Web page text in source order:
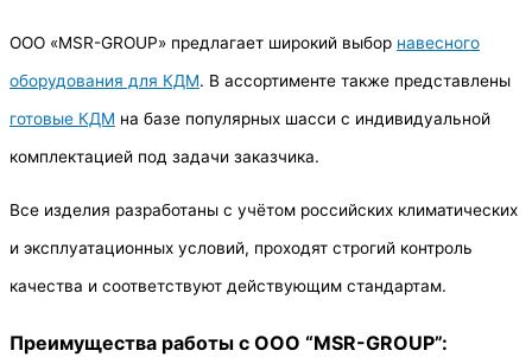
ООО «MSR-GROUP» предлагает широкий выбор навесного
оборудования для КДМ. В ассортименте также представлены
готовые КДМ на базе популярных шасси с индивидуальной
комплектацией под задачи заказчика.
Все изделия разработаны с учётом российских климатических
и эксплуатационных условий, проходят строгий контроль
качества и соответствуют действующим стандартам.
Преимущества работы с ООО “MSR-GROUP”: